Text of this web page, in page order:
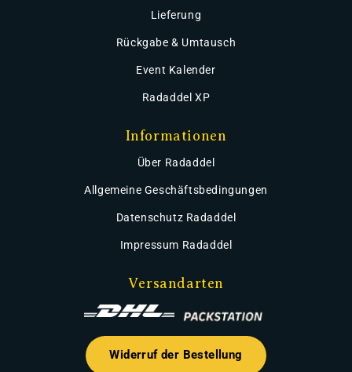
Lieferung
Rückgabe & Umtausch
Event Kalender
Radaddel XP
Informationen
Über Radaddel
Allgemeine Geschäftsbedingungen
Datenschutz Radaddel
Impressum Radaddel
Versandarten
Widerruf der Bestellung